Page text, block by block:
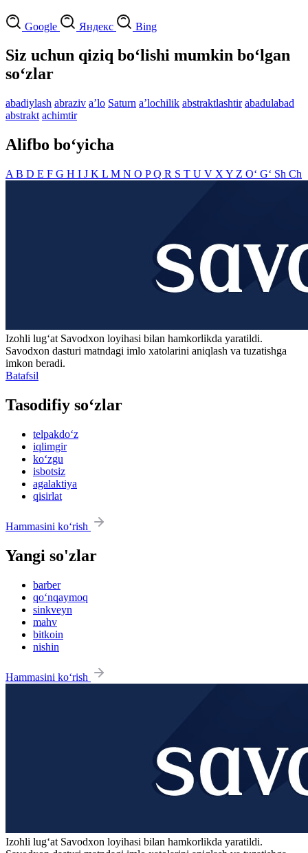
Google Яндекс Bing
Siz uchun qiziq bo‘lishi mumkin bo‘lgan
so‘zlar
abadiylash abraziv aʼlo Saturn aʼlochilik abstraktlashtir abadulabad
abstrakt achimtir
Alifbo bo‘yicha
A B D E F G H I J K L M N O PQ R S T U V X Y Z O‘ G‘ Sh Ch
Izohli lugʻat Savodxon loyihasi bilan hamkorlikda yaratildi.
Savodxon dasturi matndagi imlo xatolarini aniqlash va tuzatishga
imkon beradi.
Batafsil
Tasodifiy so‘zlar
telpakdo‘z
iqlimgir
ko‘zgu
isbotsiz
agalaktiya
qisirlat
Hammasini ko‘rish
Yangi so'zlar
barber
qo‘nqaymoq
sinkveyn
mahv
bitkoin
nishin
Hammasini ko‘rish
Izohli lugʻat Savodxon loyihasi bilan hamkorlikda yaratildi.